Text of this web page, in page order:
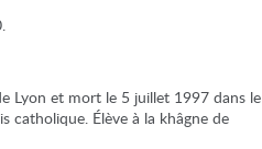
Lyon et mort le 5 juillet 1997 dans le
catholique. Élève à la khâgne de